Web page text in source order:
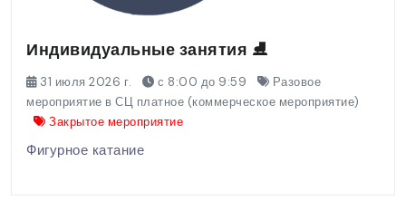
Индивидуальные занятия ⛸️
31 июля 2026 г. с 8:00 до 9:59
Разовое
мероприятие в СЦ платное (коммерческое мероприятие)
Закрытое мероприятие
Фигурное катание